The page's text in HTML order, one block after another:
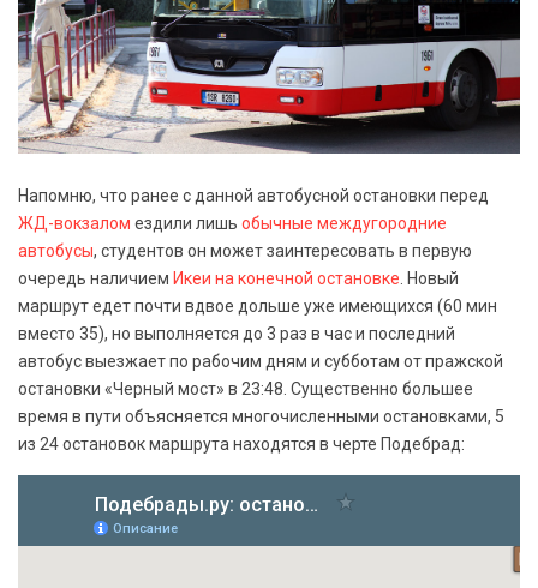
Напомню, что ранее с данной автобусной остановки перед
ЖД-вокзалом ездили лишь обычные междугородние
автобусы, студентов он может заинтересовать в первую
очередь наличием Икеи на конечной остановке . Новый
маршрут едет почти вдвое дольше уже имеющихся (60 мин
вместо 35), но выполняется до 3 раз в час и последний
автобус выезжает по рабочим дням и субботам от пражской
остановки «Черный мост» в 23:48. Существенно большее
время в пути объясняется многочисленными остановками, 5
из 24 остановок маршрута находятся в черте Подебрад: